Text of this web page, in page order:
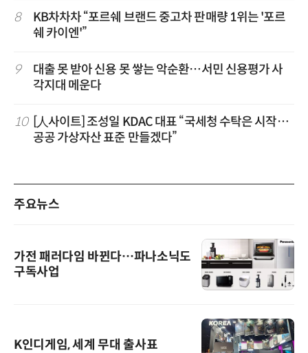
8
KB차차차 “포르쉐 브랜드 중고차 판매량 1위는 '포르
쉐 카이엔'”
9
대출 못 받아 신용 못 쌓는 악순환…서민 신용평가 사
각지대 메운다
10 [人사이트] 조성일 KDAC 대표 “국세청 수탁은 시작…
공공 가상자산 표준 만들겠다”
주요뉴스
가전 패러다임 바뀐다…파나소닉도
구독사업
K인디게임, 세계 무대 출사표